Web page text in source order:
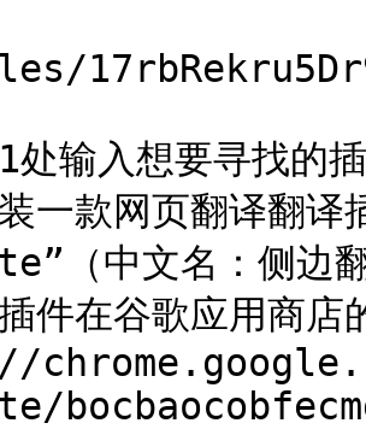
输入想要寻找的
一款网页翻译翻译
（中文名：侧边
件在谷歌应用商店